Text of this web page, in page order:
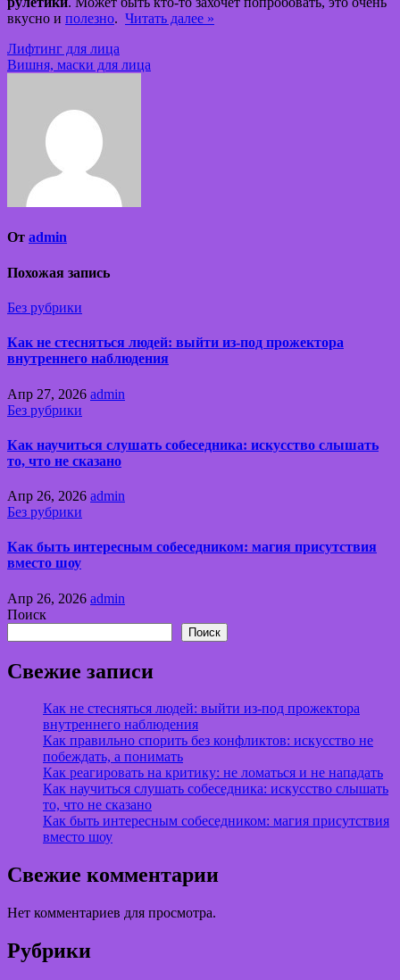
вкусно и полезно. Читать далее »
Навигация
по
Лифтинг для лица
Вишня, маски для лица
От admin
Похожая запись
Без рубрики
Как не стесняться людей: выйти из-под прожектора
внутреннего наблюдения
Апр 27, 2026 admin
Без рубрики
Как научиться слушать собеседника: искусство слышать
то, что не сказано
Апр 26, 2026 admin
Без рубрики
Как быть интересным собеседником: магия присутствия
вместо шоу
Апр 26, 2026 admin
Поиск
Поиск
Свежие записи
Как не стесняться людей: выйти из-под прожектора
внутреннего наблюдения
Как правильно спорить без конфликтов: искусство не
побеждать, а понимать
Как реагировать на критику: не ломаться и не нападать
Как научиться слушать собеседника: искусство слышать
то, что не сказано
Как быть интересным собеседником: магия присутствия
вместо шоу
Свежие комментарии
Нет комментариев для просмотра.
Рубрики